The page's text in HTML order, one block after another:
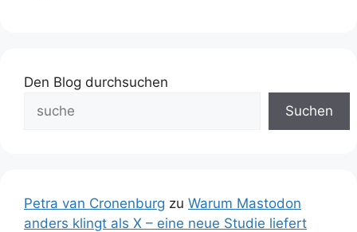
Den Blog durchsuchen
Suchen
Petra van Cronenburg zu Warum Mastodon
anders klingt als X – eine neue Studie liefert